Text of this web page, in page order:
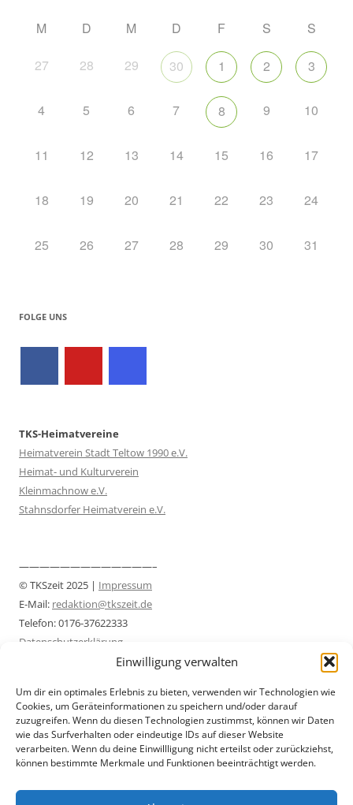
Einwilligung verwalten
Um dir ein optimales Erlebnis zu bieten, verwenden wir Technologien wie
Cookies, um Geräteinformationen zu speichern und/oder darauf
zuzugreifen. Wenn du diesen Technologien zustimmst, können wir Daten
wie das Surfverhalten oder eindeutige IDs auf dieser Website
verarbeiten. Wenn du deine Einwillligung nicht erteilst oder zurückziehst,
können bestimmte Merkmale und Funktionen beeinträchtigt werden.
M D M D F S S
27 28 29 30 1 2 3
4 5 6 7 8 9 10
11 12 13 14 15 16 17
18 19 20 21 22 23 24
25 26 27 28 29 30 31
FOLGE UNS
TKS-Heimatvereine
Heimatverein Stadt Teltow 1990 e.V.
Heimat- und Kulturverein
Kleinmachnow e.V.
Stahnsdorfer Heimatverein e.V.
—————————————–
© TKSzeit 2025 | Impressum
E-Mail: redaktion@tkszeit.de
Telefon: 0176-37622333
Datenschutzerklärung
—————————————–